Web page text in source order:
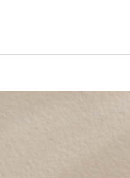
小児歯科